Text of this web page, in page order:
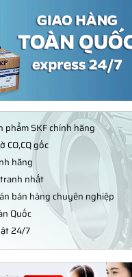
phẩm SKF chính hãng
CO,CQ gốc
hãng
tranh nhất
bán hàng chuyên nghiệp
Quốc
24/7